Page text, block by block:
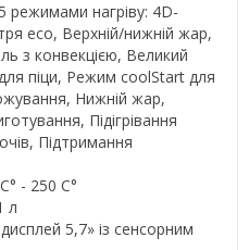
нагріву: 4D-
eco, Верхній/нижній жар,
з конвекцією, Великий
піци, Режим coolStart для
Нижній жар,
Підігрівання
Підтримання
- 250 C°
л
5,7» із сенсорним